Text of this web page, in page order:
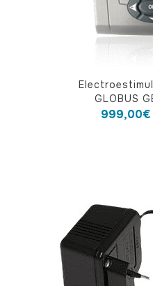
GLOBUS
999,00€